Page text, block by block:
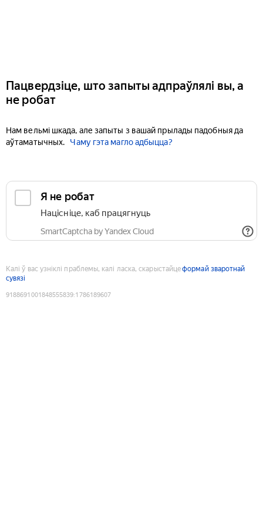
Пацвердзіце, што запыты адпраўлялі вы, а
не робат
Нам вельмі шкада, але запыты з вашай прылады падобныя да
аўтаматычных.
Чаму гэта магло адбыцца?
Я не робат
Націсніце, каб працягнуць
SmartCaptcha by Yandex Cloud
Калі ў вас узніклі праблемы, калі ласка, скарыстайцеформай зваротнай
сувязі
9188691001848555839:1786189607